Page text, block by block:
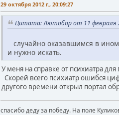
29 октября 2012 г., 20:09:27
Цитата: Лютобор от 11 февраля
случайно оказавшимся в ином
и нужно искать.
У меня на справке от психиатра
Скорей всего психиатр ошибся
другого времени открыл портал
спасибо деду за победу. На поле